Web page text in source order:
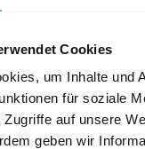
Cookies
um Inhalte und
für soziale
auf unsere
geben wir